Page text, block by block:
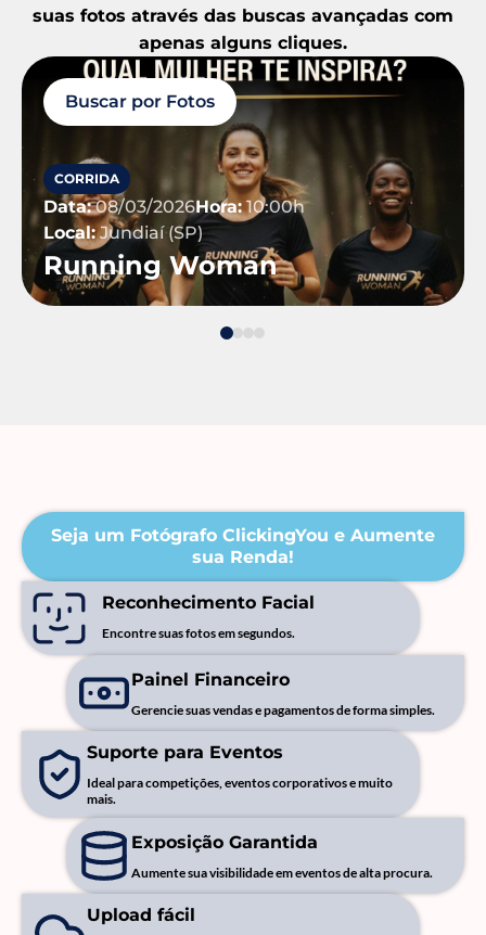
suas fotos através das buscas avançadas com
apenas alguns cliques.
Buscar por Fotos
CORRIDA
Data:08/03/2026Hora:10:00h
Local:Jundiaí (SP)
Running Woman
Seja um Fotógrafo ClickingYou e Aumente
sua Renda!
Reconhecimento Facial
Encontre suas fotos em segundos.
Painel Financeiro
Gerencie suas vendas e pagamentos de forma simples.
Suporte para Eventos
Ideal para competições, eventos corporativos e muito
mais.
Exposição Garantida
Aumente sua visibilidade em eventos de alta procura.
Upload fácil